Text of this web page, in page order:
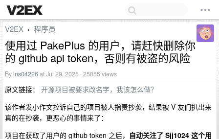
V2EX › 程序员
使用过 PakePlus 的用户，请赶快删除你
的 github api token，否则有被盗的风险
By lns04226at Jul 29, 2025 · 25055 views
原文链接： 开源项目被要求改名字，我该怎么做？
该作者发小作文控诉自己的项目被人指责抄袭，结果被 V 友们扒出来
真的在抄袭，更恶心的事情来了：
项目在获取了用户的 github token 之后， 自动关注了 Sjj1024 这个用